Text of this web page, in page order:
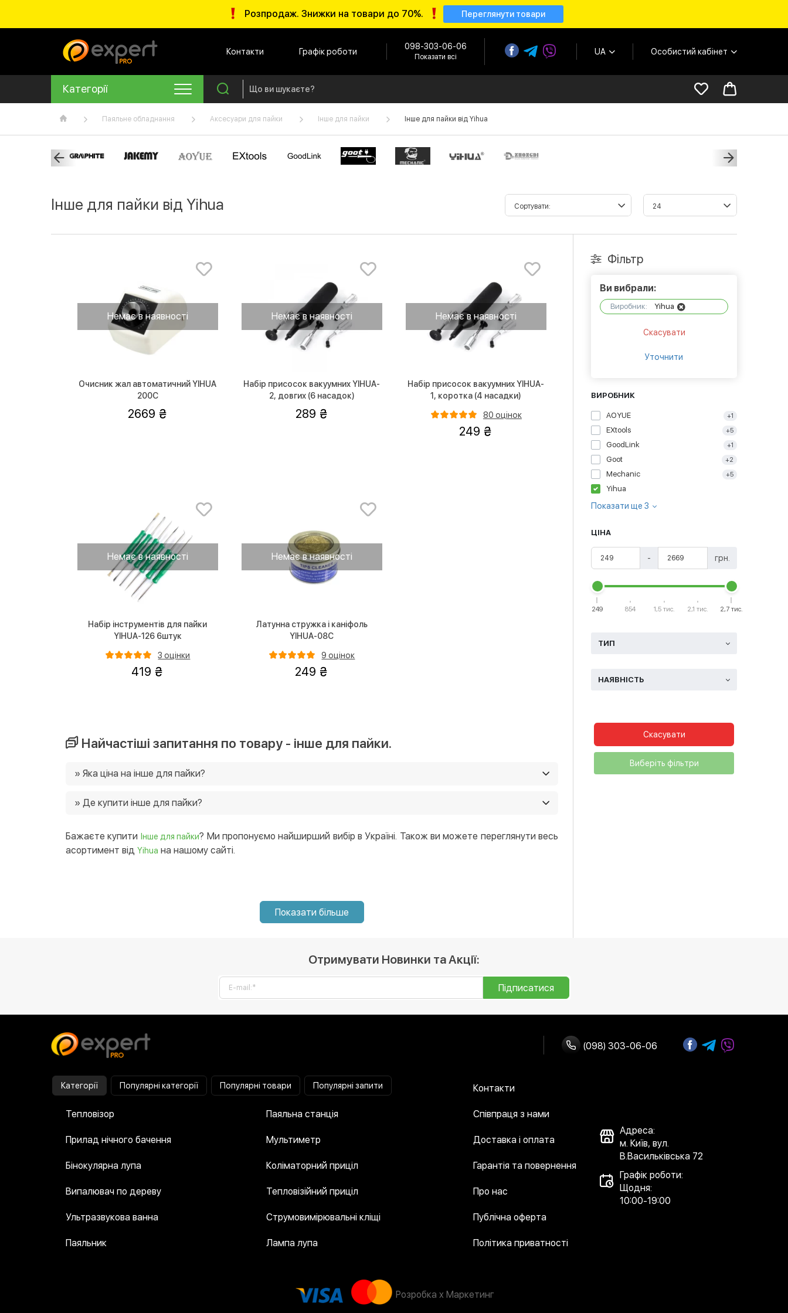
Розпродаж. Знижки на товари до 70%. Переглянути товари
Контакти Графік роботи
098-303-06-06
Показати всі
UA Особистий кабінет
Категорії
Паяльне обладнання Аксесуари для пайки Інше для пайки Інше для пайки від Yihua
Інше для пайки від Yihua
Фільтр
Ви вибрали:
Виробник: Yihua
Скасувати
Уточнити
ВИРОБНИК
AOYUE +1
EXtools +5
GoodLink +1
Goot +2
Mechanic +5
Yihua
Показати ще 3
ЦІНА
- грн.
249 854 1,5 тис. 2,1 тис. 2,7 тис.
ТИП
НАЯВНІСТЬ
Скасувати
Виберіть фільтри
Немає в наявності
Очисник жал автоматичний YIHUA
200C
2669
Немає в наявності
Набір присосок вакуумних YIHUA-
2, довгих (6 насадок)
289
Немає в наявності
Набір присосок вакуумних YIHUA-
1, коротка (4 насадки)
80 оцінок
249
Немає в наявності
Набір інструментів для пайки
YIHUA-126 6штук
3 оцінки
419
Немає в наявності
Латунна стружка і каніфоль
YIHUA-08С
9 оцінок
249
Найчастіші запитання по товару - інше для пайки.
» Яка ціна на інше для пайки?
придбати товар зі знижками 🙂
» Де купити інше для пайки?
України. 😉
Бажаєте купити Інше для пайки? Ми пропонуємо найширший вибір в Україні. Також ви можете переглянути весь
асортимент від Yihua на нашому сайті.
Показати більше
Отримувати Новинки та Акції:
Підписатися
(098) 303-06-06
Категорії Популярні категорії Популярні товари Популярні запити
Тепловізор
Прилад нічного бачення
Бінокулярна лупа
Випалювач по дереву
Ультразвукова ванна
Паяльник
Паяльна станція
Мультиметр
Коліматорний приціл
Тепловізійний приціл
Струмовимірювальні кліщі
Лампа лупа
Контакти
Співпраця з нами
Доставка і оплата
Гарантія та повернення
Про нас
Публічна оферта
Політика приватності
Адреса:
м. Київ, вул.
В.Васильківська 72
Графік роботи:
Щодня:
10:00-19:00
Розробка x Маркетинг